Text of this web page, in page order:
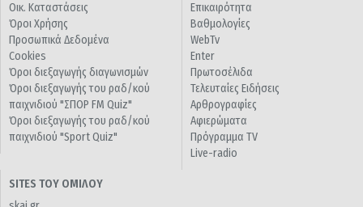
Οικ. Καταστάσεις
Όροι Χρήσης
Προσωπικά Δεδομένα
Cookies
Όροι διεξαγωγής διαγωνισμών
Όροι διεξαγωγής του ραδ/κού
παιχνιδιού "ΣΠΟΡ FM Quiz"
Όροι διεξαγωγής του ραδ/κού
παιχνιδιού "Sport Quiz"
Επικαιρότητα
Βαθμολογίες
WebTv
Enter
Πρωτοσέλιδα
Τελευταίες Ειδήσεις
Αρθρογραφίες
Αφιερώματα
Πρόγραμμα TV
Live-radio
SITES ΤΟΥ ΟΜΙΛΟΥ